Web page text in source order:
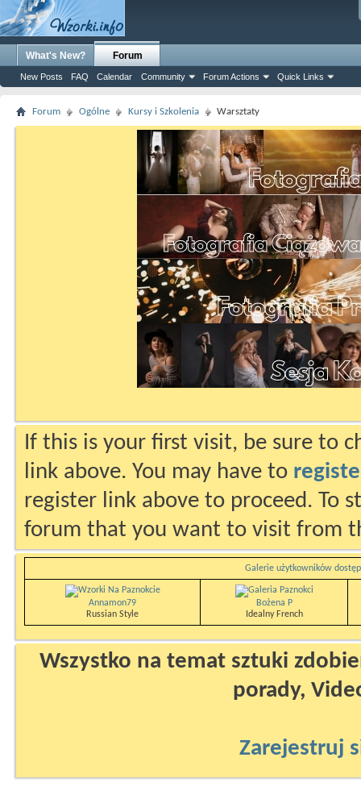
What's New? Forum
New Posts FAQ Calendar Community Forum Actions Quick Links
Forum Ogólne Kursy i Szkolenia Warsztaty
If this is your first visit, be sure to
link above. You may have to
register link above to proceed. To
forum that you want to visit from
Galerie użytkowników
Annamon79
Russian Style
Bożena P
Idealny French
Wszystko na temat sztuki
porady,
Zarejestruj